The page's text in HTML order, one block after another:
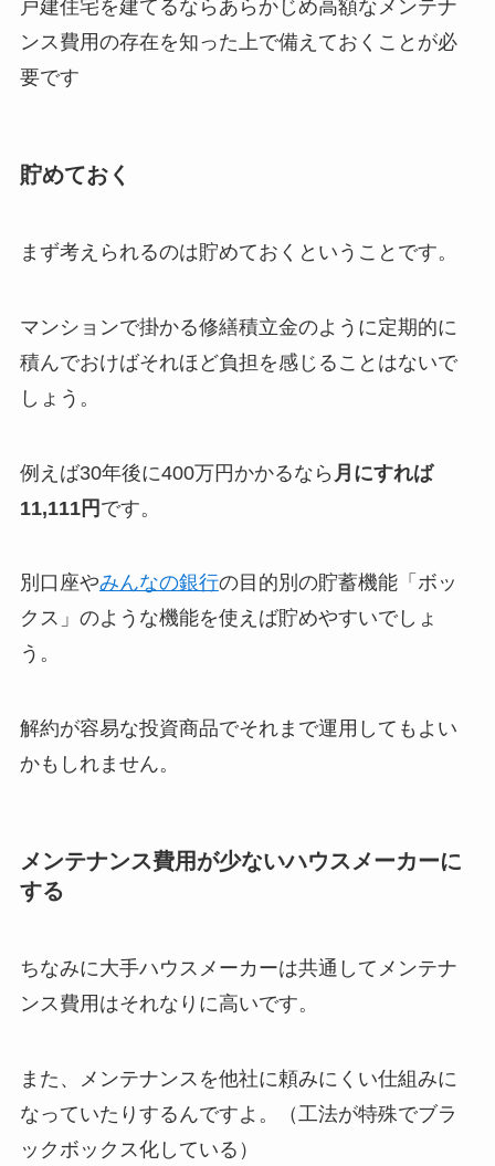
戸建住宅を建てるならあらかじめ高額なメンテナ
ンス費用の存在を知った上で備えておくことが必
要です
貯めておく
まず考えられるのは貯めておくということです。
マンションで掛かる修繕積立金のように定期的に
積んでおけばそれほど負担を感じることはないで
しょう。
例えば30年後に400万円かかるなら 月にすれば
11,111円 です。
別口座やみんなの銀行の目的別の貯蓄機能「ボッ
クス」のような機能を使えば貯めやすいでしょ
う。
解約が容易な投資商品でそれまで運用してもよい
かもしれません。
メンテナンス費用が少ないハウスメーカーに
する
ちなみに大手ハウスメーカーは共通してメンテナ
ンス費用はそれなりに高いです。
また、メンテナンスを他社に頼みにくい仕組みに
なっていたりするんですよ。（工法が特殊でブラ
ックボックス化している）